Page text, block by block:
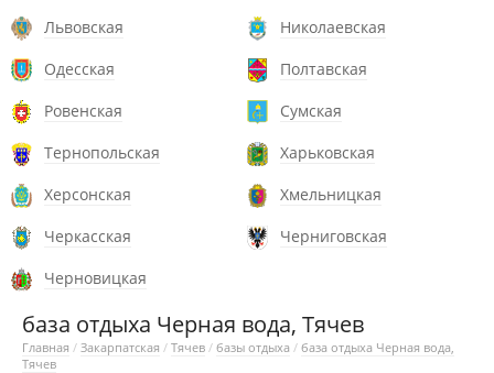
Львовская
Николаевская
Одесская
Полтавская
Ровенская
Сумская
Тернопольская
Харьковская
Херсонская
Хмельницкая
Черкасская
Черниговская
Черновицкая
база отдыха Черная вода, Тячев
Главная / Закарпатская / Тячев / базы отдыха / база отдыха Черная вода,
Тячев